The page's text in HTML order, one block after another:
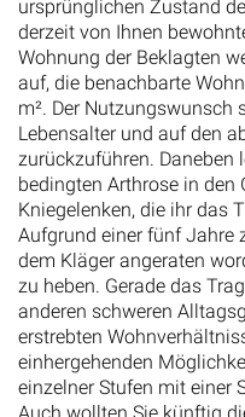
derzeit von Ihnen
Wohnung der Beklagten
auf, die benachbarte
m². Der Nutzungswunsch
Lebensalter und auf den
zurückzuführen. Daneben
bedingten Arthrose in den
Kniegelenken, die ihr das
Aufgrund einer fünf Jahre
dem Kläger angeraten
zu heben. Gerade das
anderen schweren
erstrebten
einhergehenden
einzelner Stufen mit einer
Auch wollten Sie künftig